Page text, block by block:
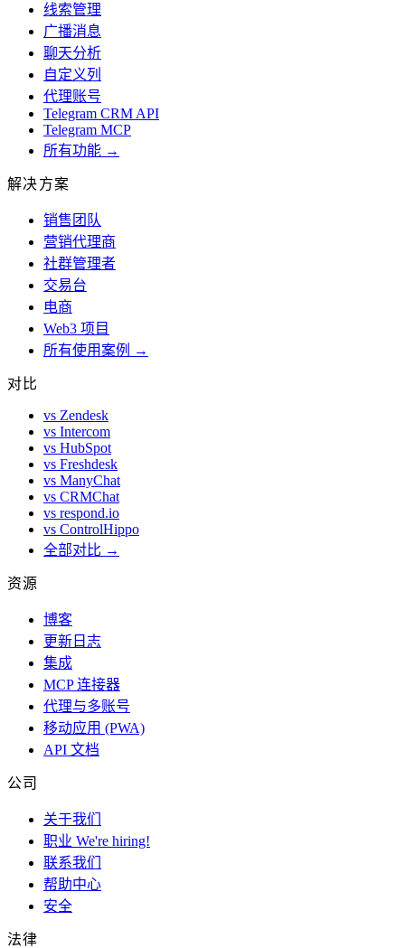
线索管理
广播消息
聊天分析
自定义列
代理账号
Telegram CRM API
Telegram MCP
所有功能 →
解决方案
销售团队
营销代理商
社群管理者
交易台
电商
Web3 项目
所有使用案例 →
对比
vs Zendesk
vs Intercom
vs HubSpot
vs Freshdesk
vs ManyChat
vs CRMChat
vs respond.io
vs ControlHippo
全部对比 →
资源
博客
更新日志
集成
MCP 连接器
代理与多账号
移动应用 (PWA)
API 文档
公司
关于我们
职业 We're hiring!
联系我们
帮助中心
安全
法律